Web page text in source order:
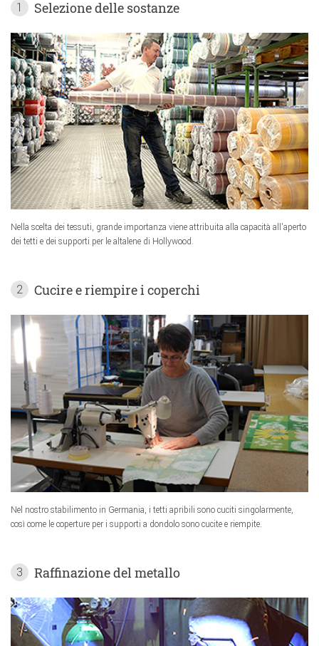
1 Selezione delle sostanze
Nella scelta dei tessuti, grande importanza viene attribuita alla capacità all'aperto
dei tetti e dei supporti per le altalene di Hollywood.
2 Cucire e riempire i coperchi
Nel nostro stabilimento in Germania, i tetti apribili sono cuciti singolarmente,
così come le coperture per i supporti a dondolo sono cucite e riempite.
3 Raffinazione del metallo